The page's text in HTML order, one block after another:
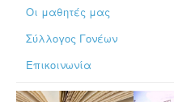
Οι μαθητές μας
Σύλλογος Γονέων
Επικοινωνία